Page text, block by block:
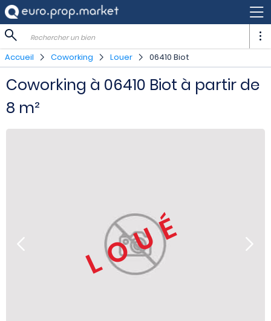
Rechercher un bien
Accueil Coworking Louer 06410 Biot
Coworking à 06410 Biot à partir de
8 m²
LOUÉ